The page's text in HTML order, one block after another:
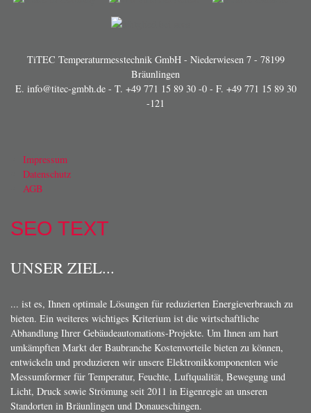
TiTEC Temperaturmesstechnik GmbH - Niederwiesen 7 - 78199
Bräunlingen
E. info@titec-gmbh.de- T. +49 771 15 89 30 -0- F. +49 771 15 89 30
-121
Impressum
Datenschutz
AGB
SEO TEXT
UNSER ZIEL...
... ist es, Ihnen optimale Lösungen für reduzierten Energieverbrauch zu
bieten. Ein weiteres wichtiges Kriterium ist die wirtschaftliche
Abhandlung Ihrer Gebäudeautomations-Projekte. Um Ihnen am hart
umkämpften Markt der Baubranche Kostenvorteile bieten zu können,
entwickeln und produzieren wir unsere Elektronikkomponenten wie
Messumformer für Temperatur, Feuchte, Luftqualität, Bewegung und
Licht, Druck sowie Strömung seit 2011 in Eigenregie an unseren
Standorten in Bräunlingen und Donaueschingen.